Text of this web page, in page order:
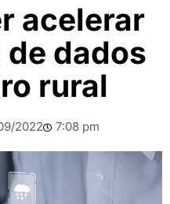
acelerar
dados
rural
2022 7:08 pm